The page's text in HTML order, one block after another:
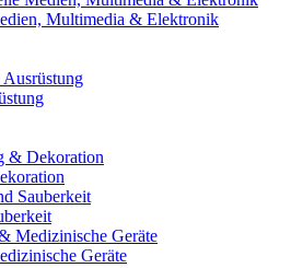
Multimedia & Elektronik
Geräte